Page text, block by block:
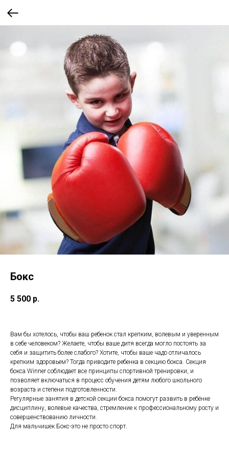
Бокс
5 500 р.
Вам бы хотелось, чтобы ваш ребенок стал крепким, волевым и уверенным
в себе человеком? Желаете, чтобы ваше дитя всегда могло постоять за
себя и защитить более слабого? Хотите, чтобы ваше чадо отличалось
крепким здоровьем? Тогда приводите ребенка в секцию бокса. Секция
бокса Winner соблюдает все принципы спортивной тренировки, и
позволяет включаться в процесс обучения детям любого школьного
возраста и степени подготовленности.
Регулярные занятия в детской секции бокса помогут развить в ребёнке
дисциплину, волевые качества, стремление к профессиональному росту и
совершенствованию личности.
Для мальчишек Бокс-это не просто спорт.